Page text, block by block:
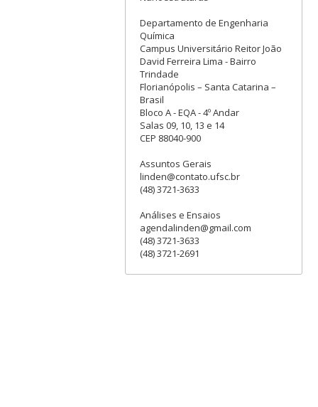
Departamento de Engenharia
Química
Campus Universitário Reitor João
David Ferreira Lima - Bairro
Trindade
Florianópolis – Santa Catarina –
Brasil
Bloco A - EQA - 4º Andar
Salas 09, 10, 13 e 14
CEP 88040-900
Assuntos Gerais
linden@contato.ufsc.br
(48) 3721-3633
Análises e Ensaios
agendalinden@gmail.com
(48) 3721-3633
(48) 3721-2691